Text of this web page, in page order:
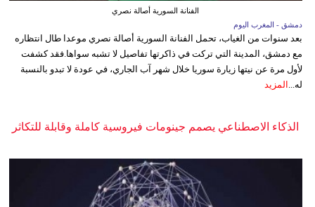
الفنانة السورية أصالة نصري
دمشق - المغرب اليوم
بعد سنوات من الغياب، تحمل الفنانة السورية أصالة نصري موعدا طال انتظاره
مع دمشق، المدينة التي تركت في ذاكرتها تفاصيل لا تشبه سواها.فقد كشفت
لأول مرة عن نيتها زيارة سوريا خلال شهر آب الجاري، في عودة لا تبدو بالنسبة
له... المزيد
الذكاء الاصطناعي يصمم جينومات فيروسية كاملة وقابلة للتكاثر